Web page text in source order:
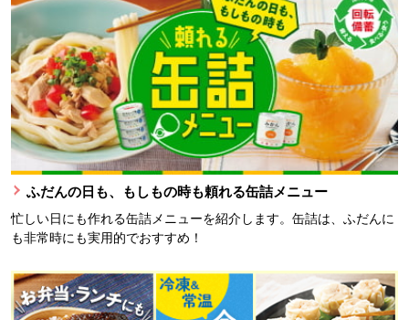
ふだんの日も、もしもの時も頼れる缶詰メニュー
忙しい日にも作れる缶詰メニューを紹介します。缶詰は、ふだんに
も非常時にも実用的でおすすめ！